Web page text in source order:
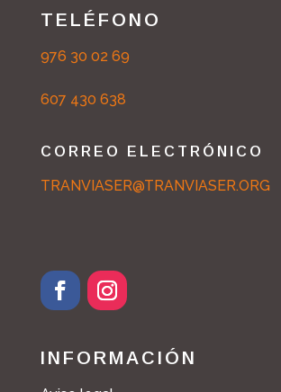
TELÉFONO
976 30 02 69
607 430 638
CORREO ELECTRÓNICO
TRANVIASER@TRANVIASER.ORG
INFORMACIÓN